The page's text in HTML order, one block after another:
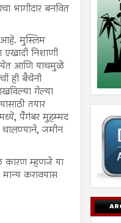
भागीदार बनवित
आहे. मुस्लिम
एखादी निशाणी
येत आणि याचमुळे
ही बैचेनी
गेल्या
तयार
पैगंबर मुहम्मद
चालण्याने, जमीन
कारण म्हणजे या
करावयास